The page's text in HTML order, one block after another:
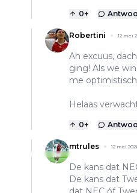
0+
Robertini 12 mei
Ah excuus,
ging! Als we
me
Helaas
0+
mtrules 12 mei
De kans dat
De kans dat